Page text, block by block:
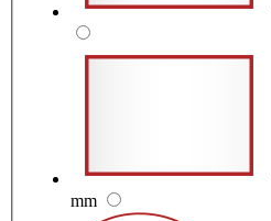
mm